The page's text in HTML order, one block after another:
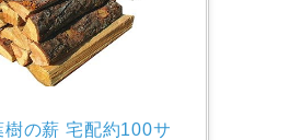
樹の薪 宅配約100サ